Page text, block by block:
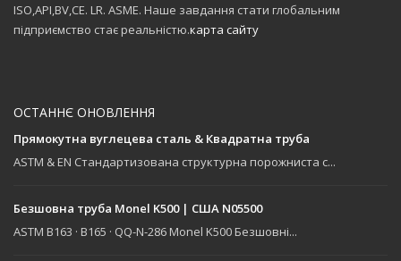
ISO,API,BV,CE. LR. ASME. Наше завдання стати глобальним
підприємство стає реальністю.карта сайту
ОСТАННЄ ОНОВЛЕННЯ
Прямокутна вуглецева сталь & Квадратна труба
ASTM & EN Стандартизована структурна порожниста с...
Безшовна труба Monel K500 | США N05500
ASTM B163 · B165 · QQ-N-286 Monel K500 Безшовні...